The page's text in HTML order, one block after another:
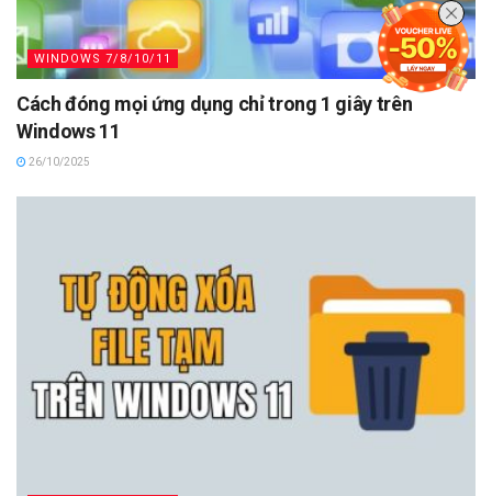
WINDOWS 7/8/10/11
Cách đóng mọi ứng dụng chỉ trong 1 giây trên
Windows 11
26/10/2025